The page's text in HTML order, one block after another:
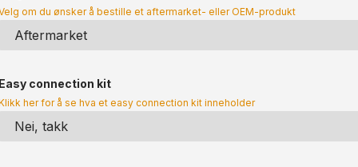
om du ønsker å bestille et aftermarket- eller OEM-produkt
Easy connection kit
her for å se hva et easy connection kit inneholder